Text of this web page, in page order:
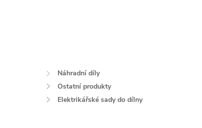
Náhradní díly
Ostatní produkty
Elektrikářské sady do dílny